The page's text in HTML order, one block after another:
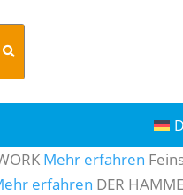
Mehr erfahren
erfahren DER